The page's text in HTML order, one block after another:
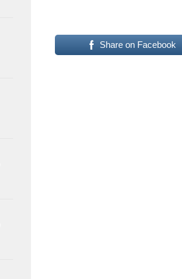
Share on Facebook